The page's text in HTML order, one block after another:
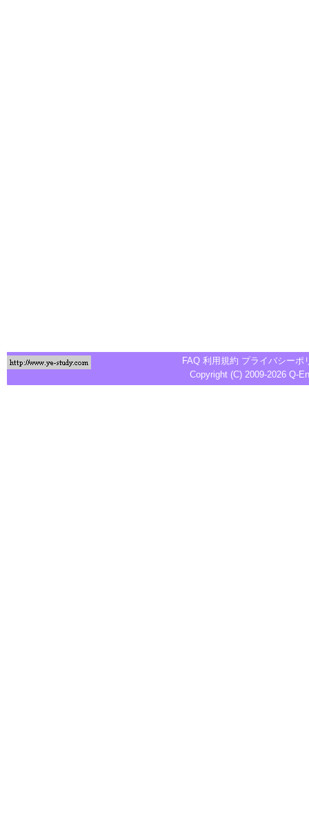
FAQ 利用規約 プライバシーポ
Copyright (C) 2009-2026 Q-